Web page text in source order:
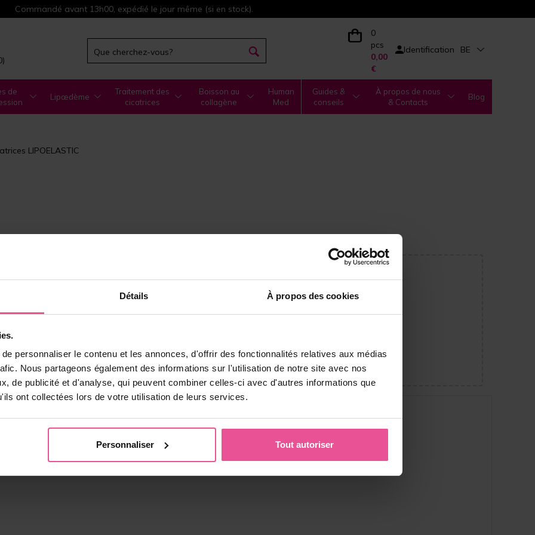
Détails À propos des cookies
personnaliser le contenu et les annonces, d'offrir des fonctionnalités relatives aux médias
Nous partageons également des informations sur l'utilisation de notre site avec nos
de publicité et d'analyse, qui peuvent combiner celles-ci avec d'autres informations que
ont collectées lors de votre utilisation de leurs services.
Personnaliser Tout autoriser
Commandé avant 13h00, expédié le jour même (si en stock).
0
pcs
0,00
€
Identification BE
de
Lipœdème
Traitement des
cicatrices
Boisson au
collagène
Human
Med
Guides &
conseils
À propos de nous
& Contacts
Blog
LIPOELASTIC
e4.js:1:25745)
DEllqDA2.js:22:19469)
DEllqDA2.js:24:43730)
DEllqDA2.js:24:39531)
DEllqDA2.js:24:39462)
DEllqDA2.js:24:39320)
DEllqDA2.js:24:35737)
DEllqDA2.js:24:34693)
DEllqDA2.js:9:1561)
context-DEllqDA2.js:9:1928)
Sur LIPOELASTIC
Les avantages